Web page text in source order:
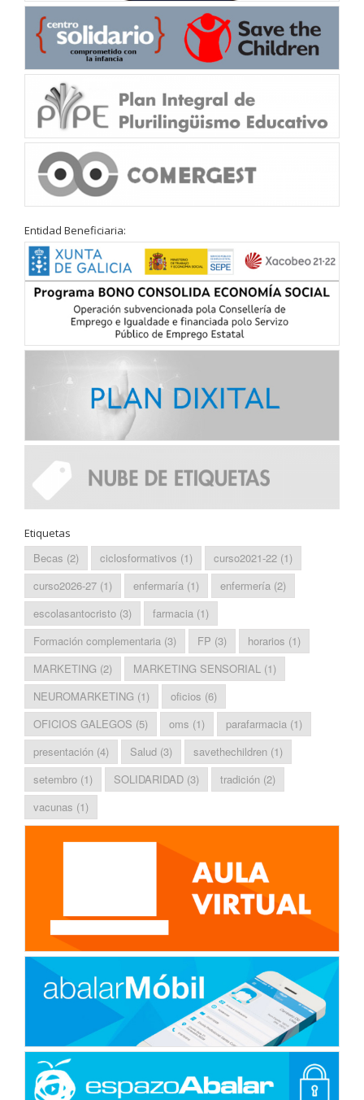
Entidad Beneficiaria:
Etiquetas
Becas (2) ciclosformativos (1) curso2021-22 (1)
curso2026-27 (1) enfermaría (1) enfermería (2)
escolasantocristo (3) farmacia (1)
Formación complementaria (3) FP (3) horarios (1)
MARKETING (2) MARKETING SENSORIAL (1)
NEUROMARKETING (1) oficios (6)
OFICIOS GALEGOS (5) oms (1) parafarmacia (1)
presentación (4) Salud (3) savethechildren (1)
setembro (1) SOLIDARIDAD (3) tradición (2)
vacunas (1)